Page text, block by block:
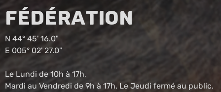
fédération
N 44° 45' 16.0"
E 005° 02' 27.0"
Le Lundi de 10h à 17h,
Mardi au Vendredi de 9h à 17h. Le Jeudi fermé au public.